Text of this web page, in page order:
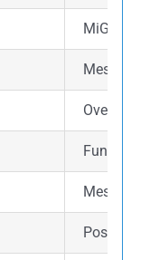
MiG
Mesin ini
Over
Fungsi
Mesin las
Post gas